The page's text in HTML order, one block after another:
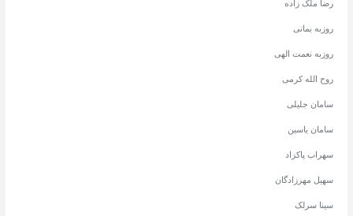
رضا ملک زاده
روزبه بمانی
روزبه نعمت الهی
روح الله کرمی
سامان جلیلی
سامان یاسین
سهراب پاکزاد
سهیل مهرزادگان
سینا سرلک